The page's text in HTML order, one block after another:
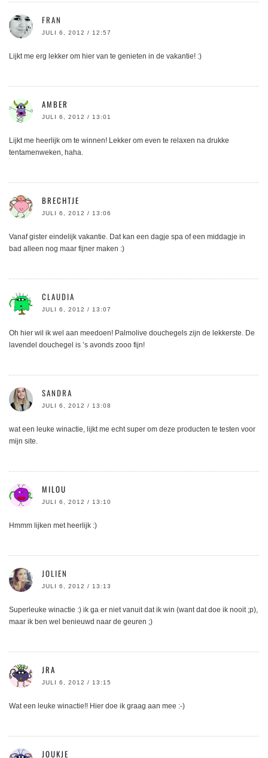
FRAN
JULI 6, 2012 / 12:57
Lijkt me erg lekker om hier van te genieten in de vakantie! :)
AMBER
JULI 6, 2012 / 13:01
Lijkt me heerlijk om te winnen! Lekker om even te relaxen na drukke
tentamenweken, haha.
BRECHTJE
JULI 6, 2012 / 13:06
Vanaf gister eindelijk vakantie. Dat kan een dagje spa of een middagje in
bad alleen nog maar fijner maken :)
CLAUDIA
JULI 6, 2012 / 13:07
Oh hier wil ik wel aan meedoen! Palmolive douchegels zijn de lekkerste. De
lavendel douchegel is ’s avonds zooo fijn!
SANDRA
JULI 6, 2012 / 13:08
wat een leuke winactie, lijkt me echt super om deze producten te testen voor
mijn site.
MILOU
JULI 6, 2012 / 13:10
Hmmm lijken met heerlijk :)
JOLIEN
JULI 6, 2012 / 13:13
Superleuke winactie :) ik ga er niet vanuit dat ik win (want dat doe ik nooit ;p),
maar ik ben wel benieuwd naar de geuren ;)
JRA
JULI 6, 2012 / 13:15
Wat een leuke winactie!! Hier doe ik graag aan mee :-)
JOUKJE